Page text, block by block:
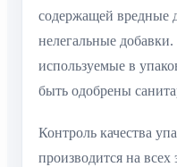
содержащей вредные
нелегальные
используемые в
быть одобрены
Контроль качества
производится на всех